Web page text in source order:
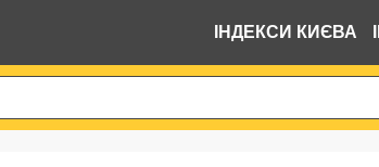
ІНДЕКСИ КИЄВА